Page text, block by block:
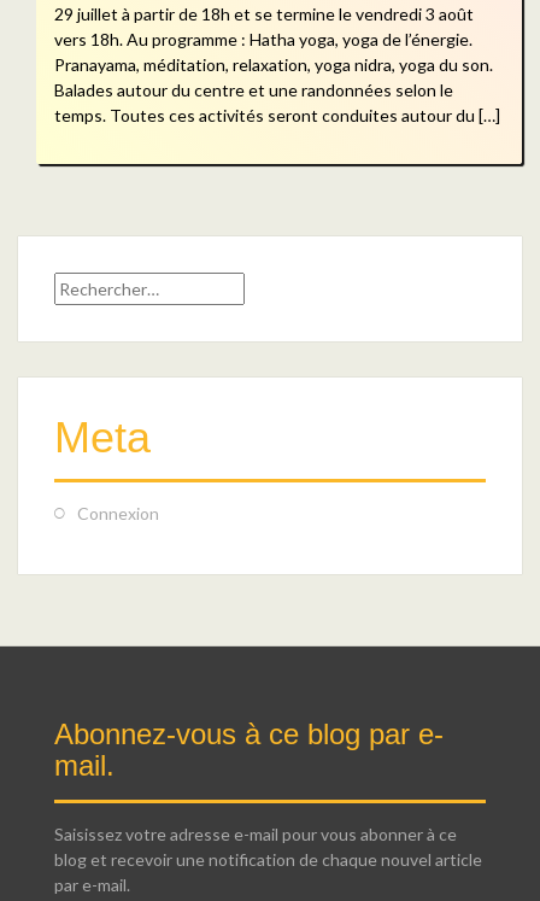
29 juillet à partir de 18h et se termine le vendredi 3 août
vers 18h. Au programme : Hatha yoga, yoga de l’énergie.
Pranayama, méditation, relaxation, yoga nidra, yoga du son.
Balades autour du centre et une randonnées selon le
temps. Toutes ces activités seront conduites autour du […]
Rechercher :
Meta
Connexion
Abonnez-vous à ce blog par e-
mail.
Saisissez votre adresse e-mail pour vous abonner à ce
blog et recevoir une notification de chaque nouvel article
par e-mail.